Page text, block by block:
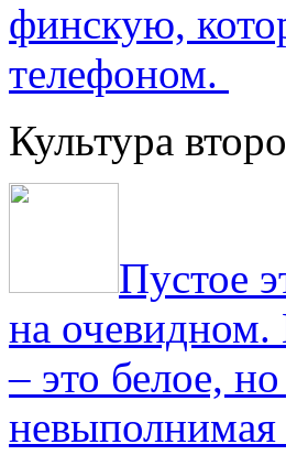
финскую,
телефоном.
Культура
Пустое
на очевидном.
– это белое,
невыполнимая